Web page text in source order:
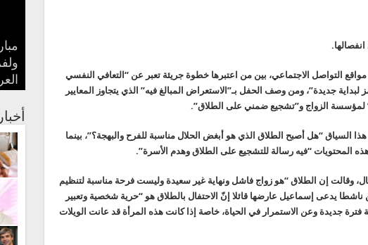
التواصل الاجتماعي، بين من اعتبرها خطوة جريئة تعبر عن “التعافي النفسي
جديدة”، ومن وصف الحفل بـ”الاستعراض المبالغ فيه” الذي يتجاوز المعايير
لمؤسسة الزواج و”تشجيع ضمني على الطلاق”.
“هل أصبح الطلاق الذي هو أبغض الحلال مناسبة للفرح والبهجة؟”، بينما
المحتويات “فيه رسالة للتشجيع على الطلاق وهدم الأسرة”.
وقالت إن الطلاق “هو زواج فاشل ونهاية غير سعيدة وليست فرحة مناسبة لتنظيم
ناشطا يدعى إسماعيل عارضها قائلا إنّ الاحتفال بالطلاق هو “حرية شخصية وتعبير
فترة جديدة وعن الاستمرار في الحياة، خاصة إذا كانت هذه المرأة قد عانت الويلات
في